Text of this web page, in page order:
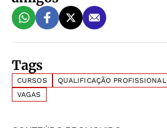
Tags
CURSOS QUALIFICAÇÃO PROFISSIONAL
VAGAS